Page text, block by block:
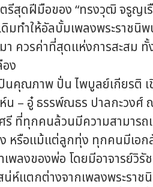
รีสุดฝีมือของ “ทรงวุฒิ จรูญเ
มทำให้อัลบั้มเพลงพระราชนิ
า ควรค่าที่สุดแห่งการสะสม
ง
ณภาพ ปั่น ไพบูลย์เกียรติ เ
– อู๋ ธรรพ์ณธร ปาลกะวงศ์
รี ที่ทุกคนล้วนมีความสามารถ
ง หรือแม้แต่ลูกทุ่ง ทุกคนมีเอ
ลงของพ่อ โดยมีอาจารย์วิรั
ห์แตกต่างจากเพลงพระราช